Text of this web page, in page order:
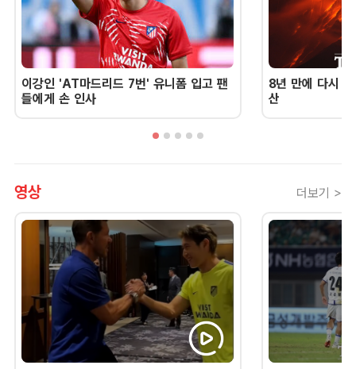
이강인 'AT마드리드 7번' 유니폼 입고 팬
들에게 손 인사
8년 만에 다시
산
영상 더보기 >